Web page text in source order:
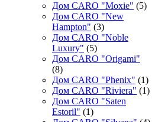
Дом CARO "Moxie" (5)
Дом CARO "New
Hampton" (3)
Дом CARO "Noble
Luxury" (5)
Дом CARO "Origami"
(8)
Дом CARO "Phenix" (1)
Дом CARO "Riviera" (1)
Дом CARO "Saten
Estoril" (1)